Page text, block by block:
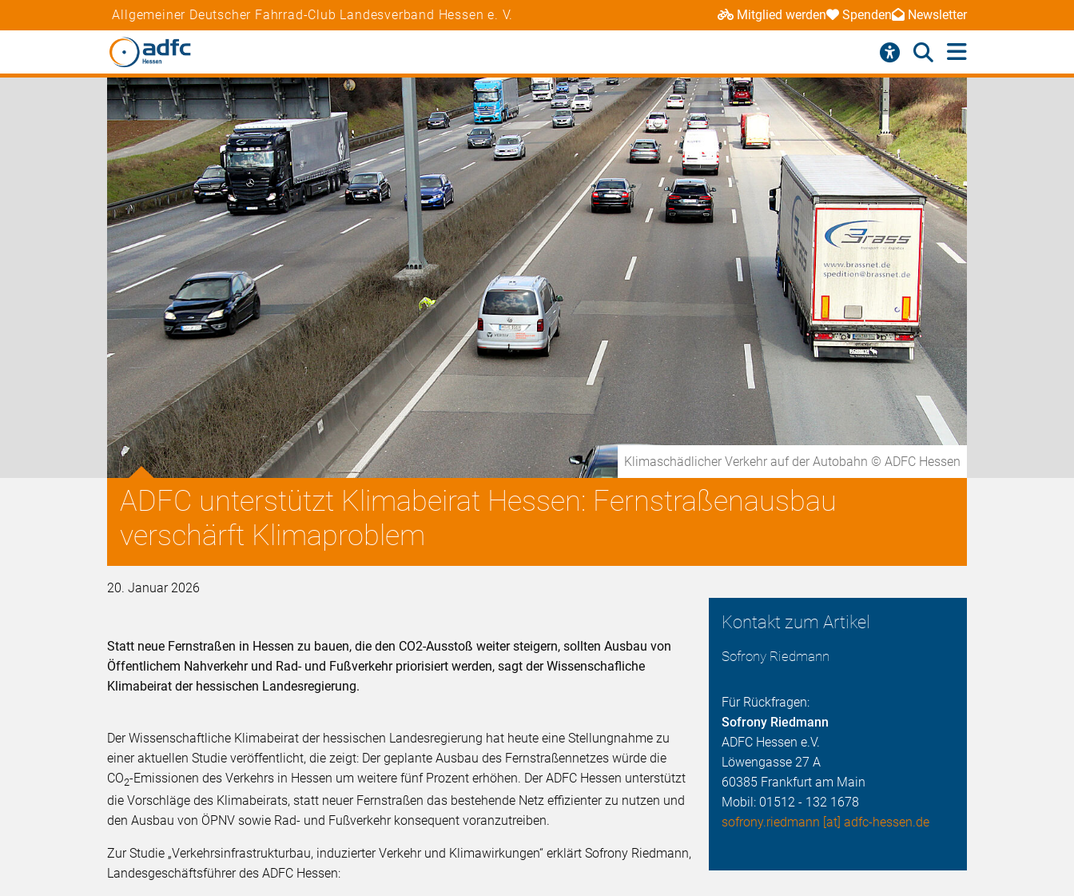
Allgemeiner Deutscher Fahrrad-Club Landesverband Hessen e. V. Mitglied werden Spenden Newsletter
Klimaschädlicher Verkehr auf der Autobahn © ADFC Hessen
ADFC unterstützt Klimabeirat Hessen: Fernstraßenausbau
verschärft Klimaproblem
20. Januar 2026
Kontakt zum Artikel
Sofrony Riedmann
Für Rückfragen:
Sofrony Riedmann
ADFC Hessen e.V.
Löwengasse 27 A
60385 Frankfurt am Main
Mobil: 01512 - 132 1678
sofrony.riedmann [at] adfc-hessen.de
Statt neue Fernstraßen in Hessen zu bauen, die den CO2-Ausstoß weiter steigern, sollten Ausbau von
Öffentlichem Nahverkehr und Rad- und Fußverkehr priorisiert werden, sagt der Wissenschafliche
Klimabeirat der hessischen Landesregierung.
Der Wissenschaftliche Klimabeirat der hessischen Landesregierung hat heute eine Stellungnahme zu
einer aktuellen Studie veröffentlicht, die zeigt: Der geplante Ausbau des Fernstraßennetzes würde die
CO2-Emissionen des Verkehrs in Hessen um weitere fünf Prozent erhöhen. Der ADFC Hessen unterstützt
die Vorschläge des Klimabeirats, statt neuer Fernstraßen das bestehende Netz effizienter zu nutzen und
den Ausbau von ÖPNV sowie Rad- und Fußverkehr konsequent voranzutreiben.
Zur Studie „Verkehrsinfrastrukturbau, induzierter Verkehr und Klimawirkungen“ erklärt Sofrony Riedmann,
Landesgeschäftsführer des ADFC Hessen: